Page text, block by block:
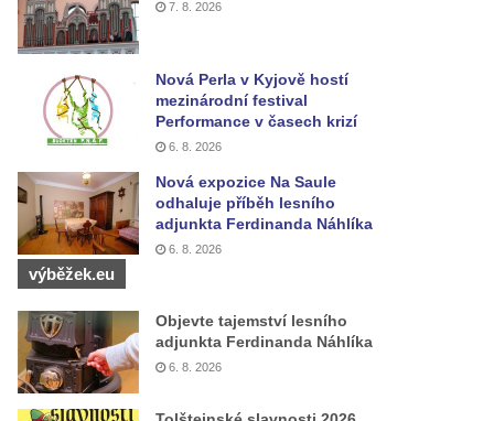
7. 8. 2026
Nová Perla v Kyjově hostí
mezinárodní festival
Performance v časech krizí
6. 8. 2026
Nová expozice Na Saule
odhaluje příběh lesního
adjunkta Ferdinanda Náhlíka
6. 8. 2026
výběžek.eu
Objevte tajemství lesního
adjunkta Ferdinanda Náhlíka
6. 8. 2026